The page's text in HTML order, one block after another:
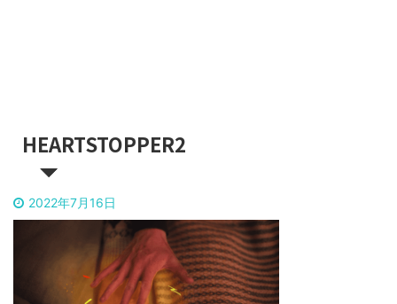
HEARTSTOPPER2
2022年7月16日